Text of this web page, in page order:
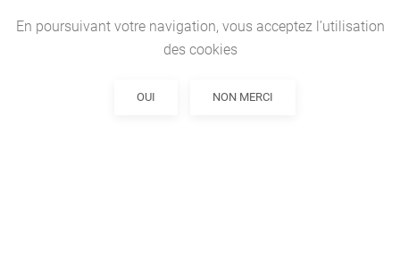
En poursuivant votre navigation, vous acceptez l’utilisation
des cookies
OUI NON MERCI